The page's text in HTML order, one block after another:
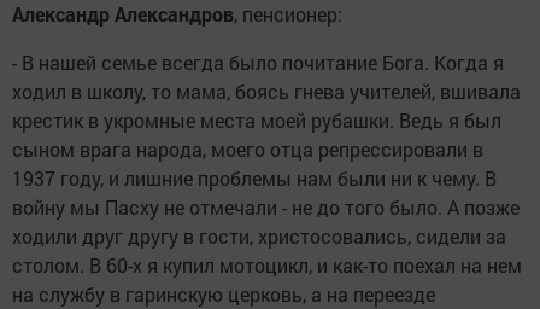
Александр Александров, пенсионер:
- В нашей семье всегда было почитание Бога. Когда я
ходил в школу, то мама, боясь гнева учителей, вшивала
крестик в укромные места моей рубашки. Ведь я был
сыном врага народа, моего отца репрессировали в
1937 году, и лишние проблемы нам были ни к чему. В
войну мы Пасху не отмечали - не до того было. А позже
ходили друг другу в гости, христосовались, сидели за
столом. В 60-х я купил мотоцикл, и как-то поехал на нем
на службу в гаринскую церковь, а на переезде